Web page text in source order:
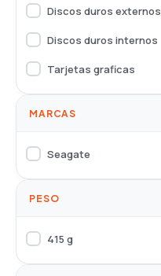
Discos duros externos
Discos duros internos
Tarjetas graficas
MARCAS
Seagate
PESO
415 g